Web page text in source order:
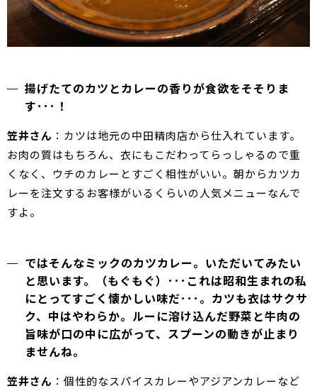
揚げたてのカツとカレーの香りが食欲をそそりま
す･･･！
笠井さん ：カツは地元の中田精肉店から仕入れています。
お肉の質はもちろん、衣にもこだわってらっしゃるので重
くなく、ウチのカレーとすごく相性がいい。朝からカツカ
レーを注文するお客様がいるくらいの人気メニューなんで
すよ。
ではそんなミックのカツカレー。いただいてみたい
と思います。（もぐもぐ）･･･これは昭和生まれの私
にとってすごく懐かしい味だ･･･。カツも衣はサクサ
ク、中はやわらか。ルーに溶け込んだ野菜と牛肉の
旨味が口の中に広がって、スプーンの動きが止まり
ませんね。
笠井さん ：個性的なスパイスカレーやアジアンカレーなど